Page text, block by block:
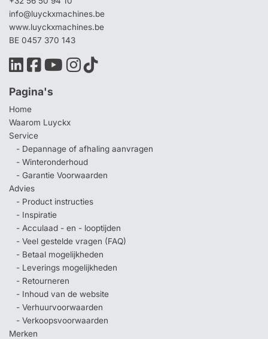
info@luyckxmachines.be
www.luyckxmachines.be
BE 0457 370 143
Pagina's
Home
Waarom Luyckx
Service
- Depannage of afhaling aanvragen
- Winteronderhoud
- Garantie Voorwaarden
Advies
- Product instructies
- Inspiratie
- Acculaad - en - looptijden
- Veel gestelde vragen (FAQ)
- Betaal mogelijkheden
- Leverings mogelijkheden
- Retourneren
- Inhoud van de website
- Verhuurvoorwaarden
- Verkoopsvoorwaarden
Merken